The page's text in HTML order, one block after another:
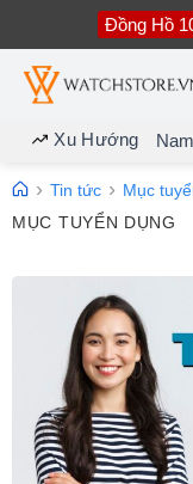
nội
dung
Đồng Hồ
Xu Hướng Nam
Tin tức
Mục
MỤC TUYỂN DỤNG